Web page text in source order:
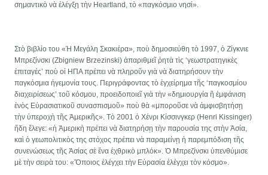
σημαντικὸ νὰ ἐλέγξῃ τὴν Heartland, τὸ «παγκόσμιο νησί».
Στὸ βιβλίο του «Ἡ Μεγάλη Σκακιέρα», ποὺ δημοσιεύθη τὸ 1997, ὁ Ζίγκνιε
Μπρεζίνσκι (Zbigniew Brzezinski) ἀπαριθμεῖ ῥητὰ τὶς ‘γεωστρατηγικὲς
ἐπιταγές’ ποὺ οἱ ΗΠΑ πρέπει νὰ πληροῦν γιὰ νὰ διατηρήσουν τὴν
παγκόσμια ἡγεμονία τους. Περιγράφοντας τὸ ἐγχείρημα τῆς ‘παγκοσμίου
διαχειρίσεως’ τοῦ κόσμου, προειδοποιεῖ γιὰ τὴν «δημιουργία ἢ ἐμφάνιση
ἑνὸς Εὐρασιατικοῦ συνασπισμοῦ» ποὺ θὰ «μποροῦσε νὰ ἀμφισβητήσῃ
τὴν ὑπεροχὴ τῆς Ἀμερικῆς». Τὸ 2001 ὁ Χένρι Κίσσινγκερ (Henri Kissinger)
ἤδη ἔλεγε: «ἡ Ἀμερικὴ πρέπει νὰ διατηρήσῃ τὴν παρουσία της στὴν Ἀσία,
καὶ ὁ γεωπολιτικὸς της στόχος πρέπει νὰ παραμείνῃ ἡ παρεμπόδιση τῆς
συνενώσεως τῆς Ἀσίας σὲ ἕνα ἐχθρικὸ μπλόκ». Ὁ Μπρεζίνσκι ὑπενθύμισε
μὲ τὴν σειρὰ του: «Ὅποιος ἐλέγχει τὴν Εὐρασία ἐλέγχει τὸν κόσμο».